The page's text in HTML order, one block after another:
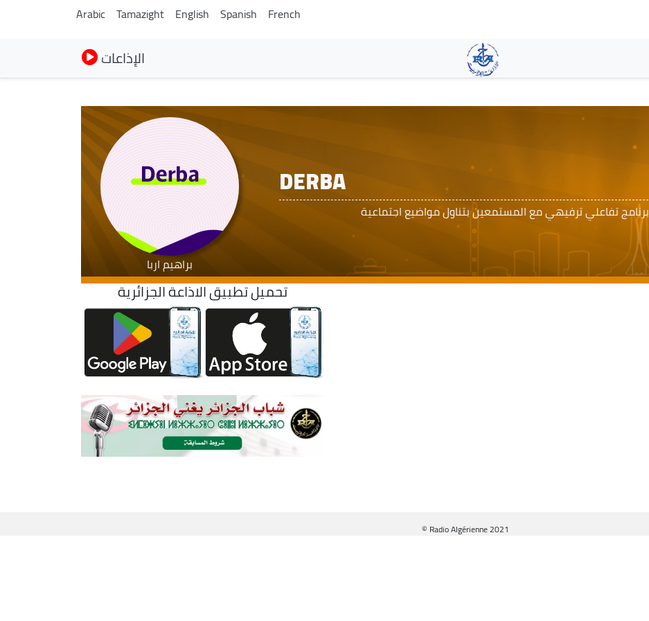
contenido
principal
Arabic Tamazight English Spanish French
الإذاعات
DERBA
برنامج تفاعلي ترفيهي مع المستمعين بتناول مواضيع اجتماعية
براهيم اربا
تحميل تطبيق الاذاعة الجزائرية
© Radio Algérienne 2021